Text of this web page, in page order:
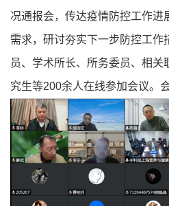
况通报会，传达疫情防控工作进
需求，研讨夯实下一步防控工作
员、学术所长、所务委员、相
究生等200余人在线参加会议。